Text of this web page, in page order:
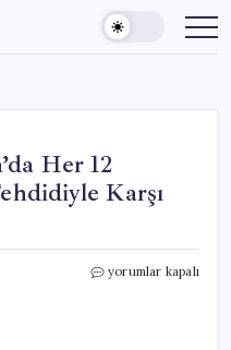
Her 12
Karşı
Ifo
yorumlar kapalı